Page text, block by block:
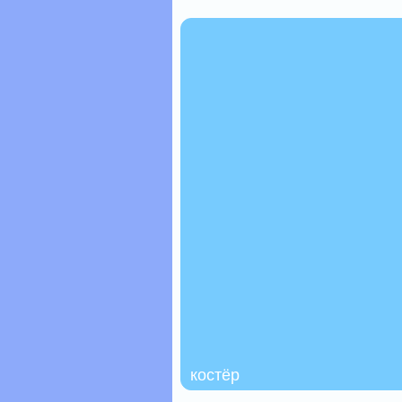
костёр